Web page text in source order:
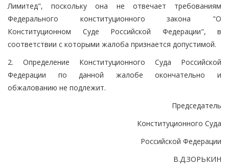
Лимитед", поскольку она не отвечает требованиям
Федерального конституционного закона "О
Конституционном Суде Российской Федерации", в
соответствии с которыми жалоба признается допустимой.
2. Определение Конституционного Суда Российской
Федерации по данной жалобе окончательно и
обжалованию не подлежит.
Председатель
Конституционного Суда
Российской Федерации
В.Д.ЗОРЬКИН